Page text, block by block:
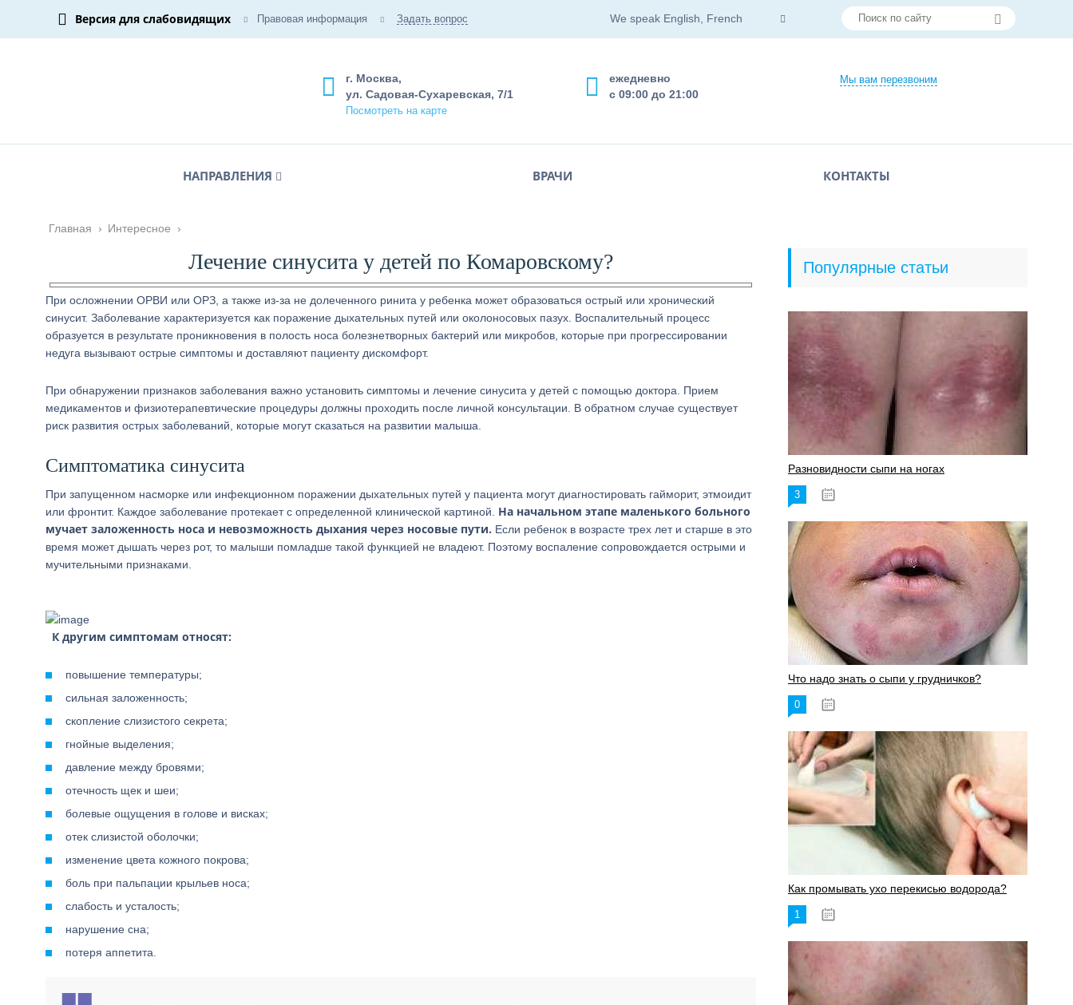
Версия для слабовидящих Правовая информация Задать вопрос We speak English, French
Мы вам перезвоним
ежедневно
с 09:00 до 21:00
г. Москва,
ул. Садовая-Сухаревская, 7/1
Посмотреть на карте
НАПРАВЛЕНИЯ ВРАЧИ КОНТАКТЫ
Главная › Интересное ›
Лечение синусита у детей по Комаровскому?
При осложнении ОРВИ или ОРЗ, а также из-за не долеченного ринита у ребенка может образоваться острый или хронический
синусит. Заболевание характеризуется как поражение дыхательных путей или околоносовых пазух. Воспалительный процесс
образуется в результате проникновения в полость носа болезнетворных бактерий или микробов, которые при прогрессировании
недуга вызывают острые симптомы и доставляют пациенту дискомфорт.
При обнаружении признаков заболевания важно установить симптомы и лечение синусита у детей с помощью доктора. Прием
медикаментов и физиотерапевтические процедуры должны проходить после личной консультации. В обратном случае существует
риск развития острых заболеваний, которые могут сказаться на развитии малыша.
Симптоматика синусита
При запущенном насморке или инфекционном поражении дыхательных путей у пациента могут диагностировать гайморит, этмоидит
или фронтит. Каждое заболевание протекает с определенной клинической картиной. На начальном этапе маленького больного
мучает заложенность носа и невозможность дыхания через носовые пути. Если ребенок в возрасте трех лет и старше в это
время может дышать через рот, то малыши помладше такой функцией не владеют. Поэтому воспаление сопровождается острыми и
мучительными признаками.
К другим симптомам относят:
повышение температуры;
сильная заложенность;
скопление слизистого секрета;
гнойные выделения;
давление между бровями;
отечность щек и шеи;
болевые ощущения в голове и висках;
отек слизистой оболочки;
изменение цвета кожного покрова;
боль при пальпации крыльев носа;
слабость и усталость;
нарушение сна;
потеря аппетита.
Популярные статьи
Разновидности сыпи на ногах
3
Что надо знать о сыпи у грудничков?
0
Как промывать ухо перекисью водорода?
1